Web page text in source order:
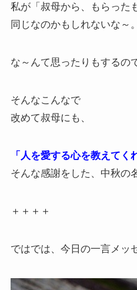
私が「叔母から、もらった
同じなのかもしれないな～。
な～んて思ったりもするの
そんなこんなで
改めて叔母にも、
「人を愛する心を教えてく
そんな感謝をした、中秋の
＋＋＋＋
ではでは、今日の一言メッ